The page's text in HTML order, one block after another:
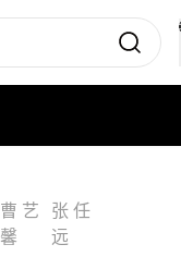
曹 艺
馨
张 任
远